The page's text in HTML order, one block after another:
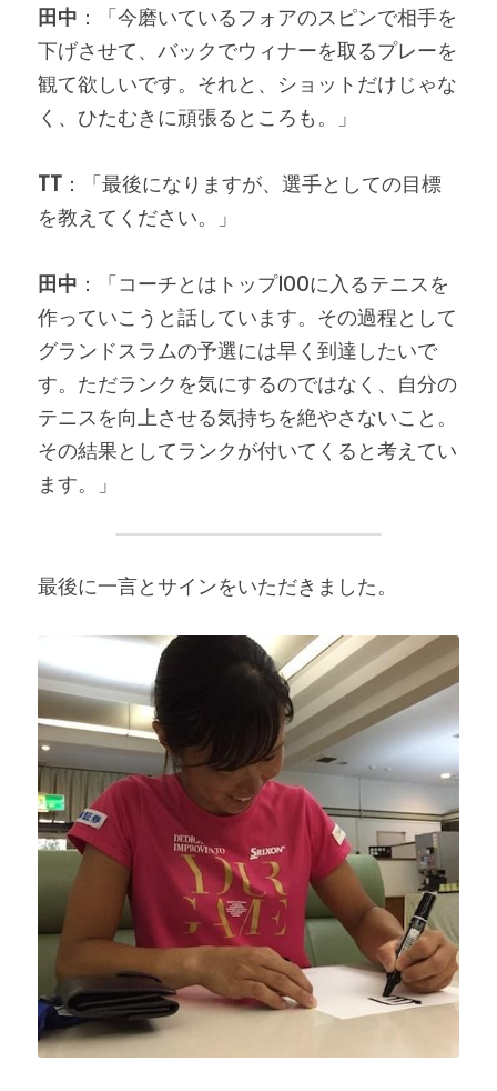
田中 ：「今磨いているフォアのスピンで相手を
下げさせて、バックでウィナーを取るプレーを
観て欲しいです。それと、ショットだけじゃな
く、ひたむきに頑張るところも。」
TT ：「最後になりますが、選手としての目標
を教えてください。」
田中 ：「コーチとはトップ100に入るテニスを
作っていこうと話しています。その過程として
グランドスラムの予選には早く到達したいで
す。ただランクを気にするのではなく、自分の
テニスを向上させる気持ちを絶やさないこと。
その結果としてランクが付いてくると考えてい
ます。」
最後に一言とサインをいただきました。